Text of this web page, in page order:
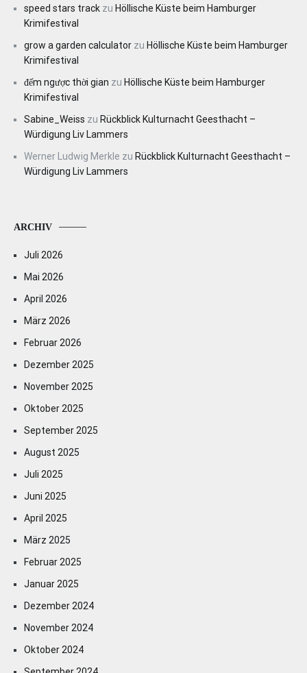
speed stars track zu Höllische Küste beim Hamburger
Krimifestival
grow a garden calculator zu Höllische Küste beim Hamburger
Krimifestival
đếm ngược thời gian zu Höllische Küste beim Hamburger
Krimifestival
Sabine_Weiss zu Rückblick Kulturnacht Geesthacht –
Würdigung Liv Lammers
Werner Ludwig Merkle zu Rückblick Kulturnacht Geesthacht –
Würdigung Liv Lammers
ARCHIV
Juli 2026
Mai 2026
April 2026
März 2026
Februar 2026
Dezember 2025
November 2025
Oktober 2025
September 2025
August 2025
Juli 2025
Juni 2025
April 2025
März 2025
Februar 2025
Januar 2025
Dezember 2024
November 2024
Oktober 2024